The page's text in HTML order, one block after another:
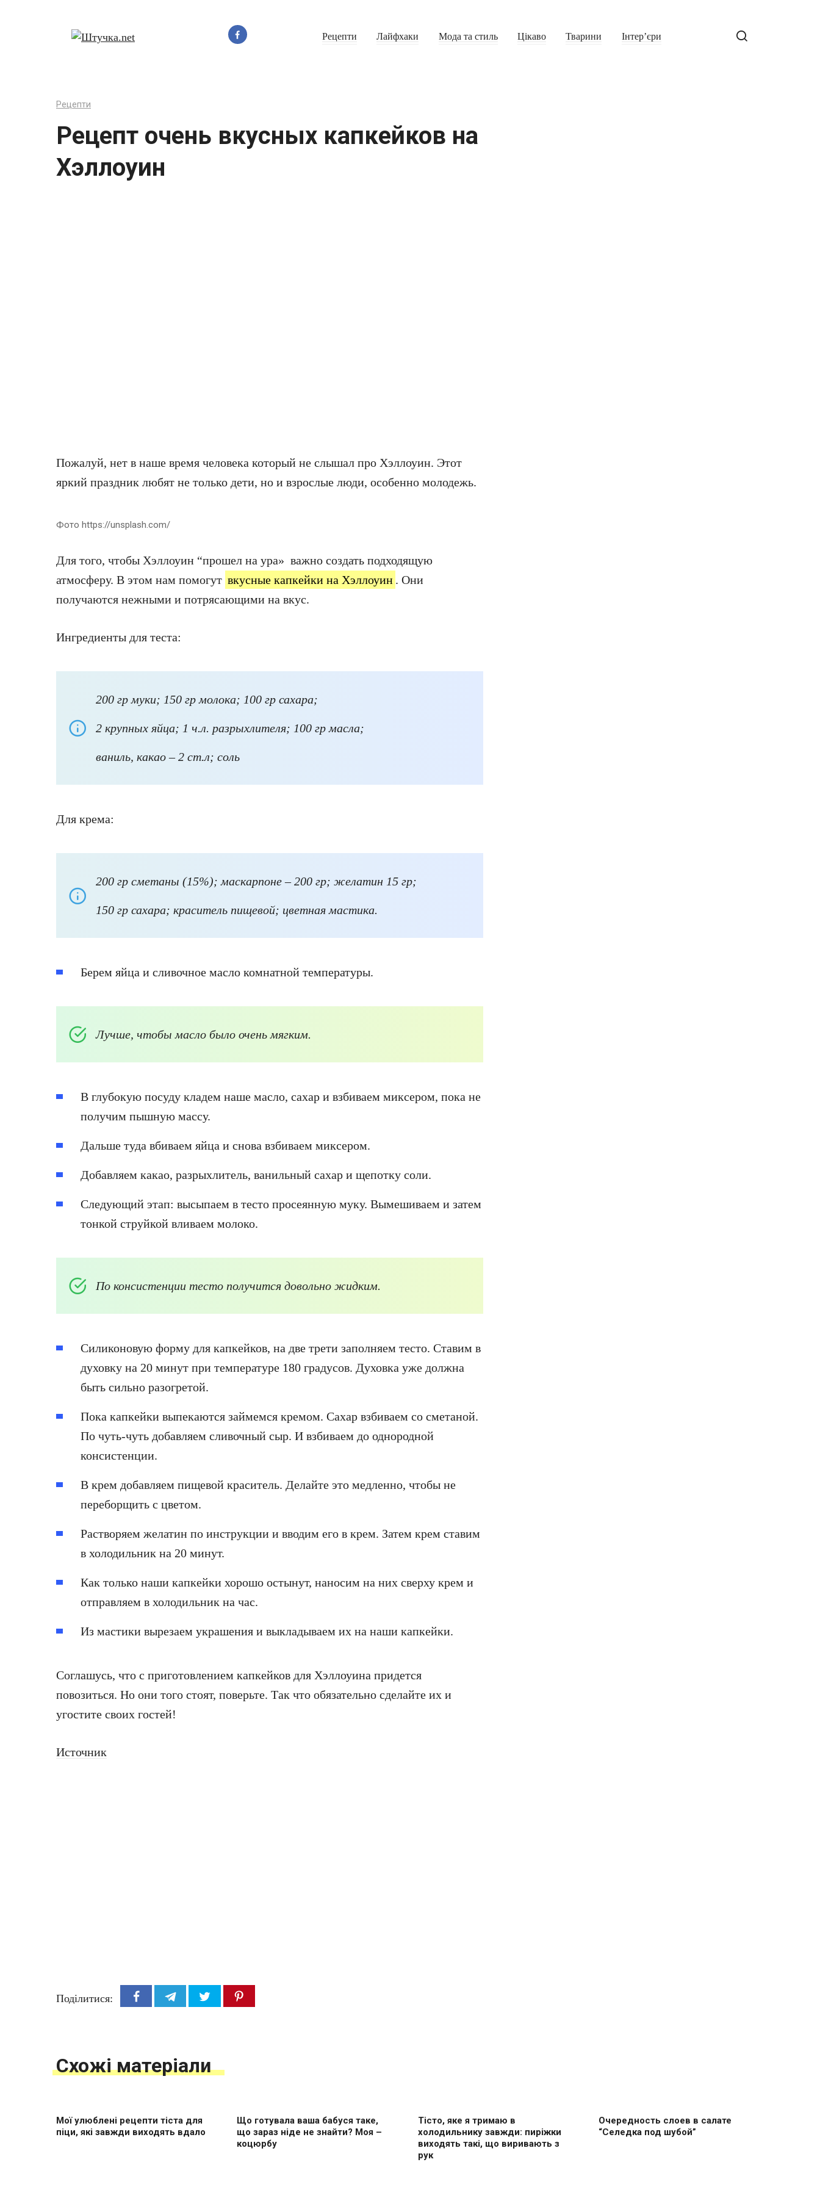
Рецепти Лайфхаки Мода та стиль Цікаво Тварини Інтер’єри
Рецепти
Рецепт очень вкусных капкейков на
Хэллоуин
Пожалуй, нет в наше время человека который не слышал про Хэллоуин. Этот
яркий праздник любят не только дети, но и взрослые люди, особенно молодежь.
Фото https://unsplash.com/
Для того, чтобы Хэллоуин “прошел на ура» важно создать подходящую
атмосферу. В этом нам помогут вкусные капкейки на Хэллоуин . Они
получаются нежными и потрясающими на вкус.
Ингредиенты для теста:
200 гр муки; 150 гр молока; 100 гр сахара;
2 крупных яйца; 1 ч.л. разрыхлителя; 100 гр масла;
ваниль, какао – 2 ст.л; соль
Для крема:
200 гр сметаны (15%); маскарпоне – 200 гр; желатин 15 гр;
150 гр сахара; краситель пищевой; цветная мастика.
Берем яйца и сливочное масло комнатной температуры.
Лучше, чтобы масло было очень мягким.
В глубокую посуду кладем наше масло, сахар и взбиваем миксером, пока не
получим пышную массу.
Дальше туда вбиваем яйца и снова взбиваем миксером.
Добавляем какао, разрыхлитель, ванильный сахар и щепотку соли.
Следующий этап: высыпаем в тесто просеянную муку. Вымешиваем и затем
тонкой струйкой вливаем молоко.
По консистенции тесто получится довольно жидким.
Силиконовую форму для капкейков, на две трети заполняем тесто. Ставим в
духовку на 20 минут при температуре 180 градусов. Духовка уже должна
быть сильно разогретой.
Пока капкейки выпекаются займемся кремом. Сахар взбиваем со сметаной.
По чуть-чуть добавляем сливочный сыр. И взбиваем до однородной
консистенции.
В крем добавляем пищевой краситель. Делайте это медленно, чтобы не
переборщить с цветом.
Растворяем желатин по инструкции и вводим его в крем. Затем крем ставим
в холодильник на 20 минут.
Как только наши капкейки хорошо остынут, наносим на них сверху крем и
отправляем в холодильник на час.
Из мастики вырезаем украшения и выкладываем их на наши капкейки.
Соглашусь, что с приготовлением капкейков для Хэллоуина придется
повозиться. Но они того стоят, поверьте. Так что обязательно сделайте их и
угостите своих гостей!
Источник
Поділитися:
Схожі матеріали
Мої улюблені рецепти тіста для
піци, які завжди виходять вдало
Що готувала ваша бабуся таке,
що зараз ніде не знайти? Моя –
коцюрбу
Тісто, яке я тримаю в
холодильнику завжди: пиріжки
виходять такі, що виривають з
рук
Очередность слоев в салате
“Селедка под шубой”